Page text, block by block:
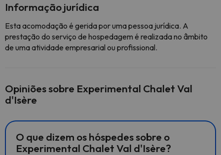
Informação jurídica
Esta acomodação é gerida por uma pessoa jurídica. A
prestação do serviço de hospedagem é realizada no âmbito
de uma atividade empresarial ou profissional.
Opiniões sobre Experimental Chalet Val
d'Isère
O que dizem os hóspedes sobre o
Experimental Chalet Val d'Isère?